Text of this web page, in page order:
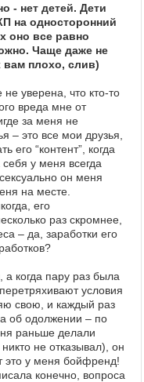
- нет детей. Дети
на односторонний
оно все равно
Чаще даже не
плохо, слив)
уверена, что кто-то
вреда мне от
за меня не
– это все мои друзья,
его “контент”, когда
у меня всегда
он меня
на месте.
его
раз скромнее,
– да, заработки его
а когда пару раз была
условия
свою, и каждый раз
об одолжении – по
раньше делали
не отказывал), он
это у меня бойфренд!
конечно, вопроса